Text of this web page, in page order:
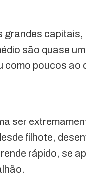
são quase
como poucos ao
ser
filhote,
rápido, se